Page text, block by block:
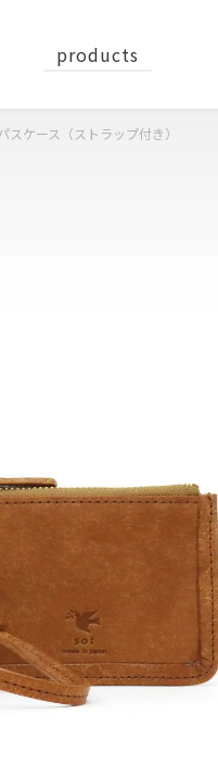
products
ボディバッグ
スケース（ストラップ付き）